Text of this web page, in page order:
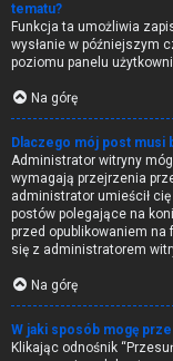
tematu?
Funkcja ta umożliwia
wysłanie w późniejszym
poziomu panelu
Na górę
Dlaczego mój post musi
Administrator witryny
wymagają przejrzenia
administrator umieścił
postów polegające na
przed opublikowaniem
się z administratorem
Na górę
W jaki sposób mogę
Klikając odnośnik